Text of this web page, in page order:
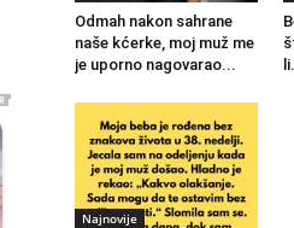
Odmah nakon sahrane
naše kćerke, moj muž me
je uporno nagovarao...
Najnovije